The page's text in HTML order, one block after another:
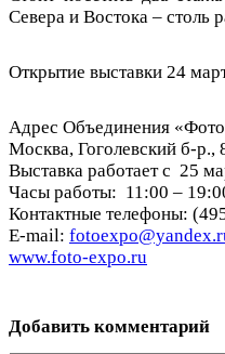
Севера и Востока – столь
Открытие выставки 24
Адрес Объединения
Москва, Гоголевский б-р.,
Выставка работает с 25
Часы работы: 11:00 –
Контактные телефоны:
E-mail:
www.foto-expo.ru
Добавить комментарий